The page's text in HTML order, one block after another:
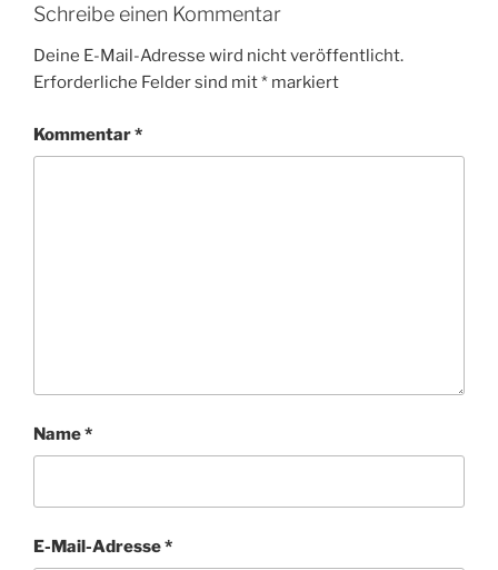
Schreibe einen Kommentar
Deine E-Mail-Adresse wird nicht veröffentlicht.
Erforderliche Felder sind mit* markiert
Kommentar*
Name*
E-Mail-Adresse*